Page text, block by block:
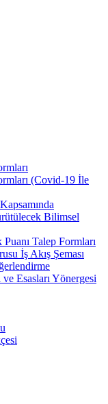
(Covid-19 İle
Bilimsel
Talep Formları
İş Akış Şeması
Esasları Yönergesi